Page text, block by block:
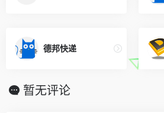
德邦快递
暂无评论